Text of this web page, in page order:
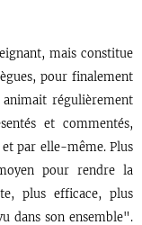
mais constitue
pour finalement
régulièrement
et commentés,
par elle-même. Plus
pour rendre la
plus efficace, plus
dans son ensemble".